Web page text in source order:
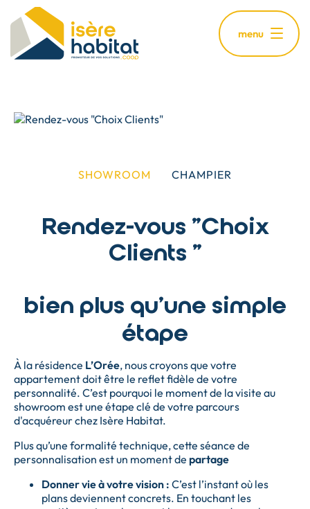
au
contenu
principal
menu
SHOWROOM CHAMPIER
Rendez-vous "Choix
Clients "
bien plus qu’une simple
étape
À la résidence L’Orée, nous croyons que votre
appartement doit être le reflet fidèle de votre
personnalité. C’est pourquoi le moment de la visite au
showroom est une étape clé de votre parcours
d'acquéreur chez Isère Habitat.
Plus qu’une formalité technique, cette séance de
personnalisation est un moment de partage
Donner vie à votre vision : C’est l’instant où les
plans deviennent concrets. En touchant les